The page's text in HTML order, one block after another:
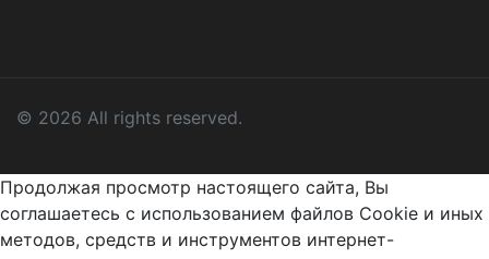
© 2026 All rights reserved.
Продолжая просмотр настоящего сайта, Вы
соглашаетесь с использованием файлов Cookie и иных
методов, средств и инструментов интернет-